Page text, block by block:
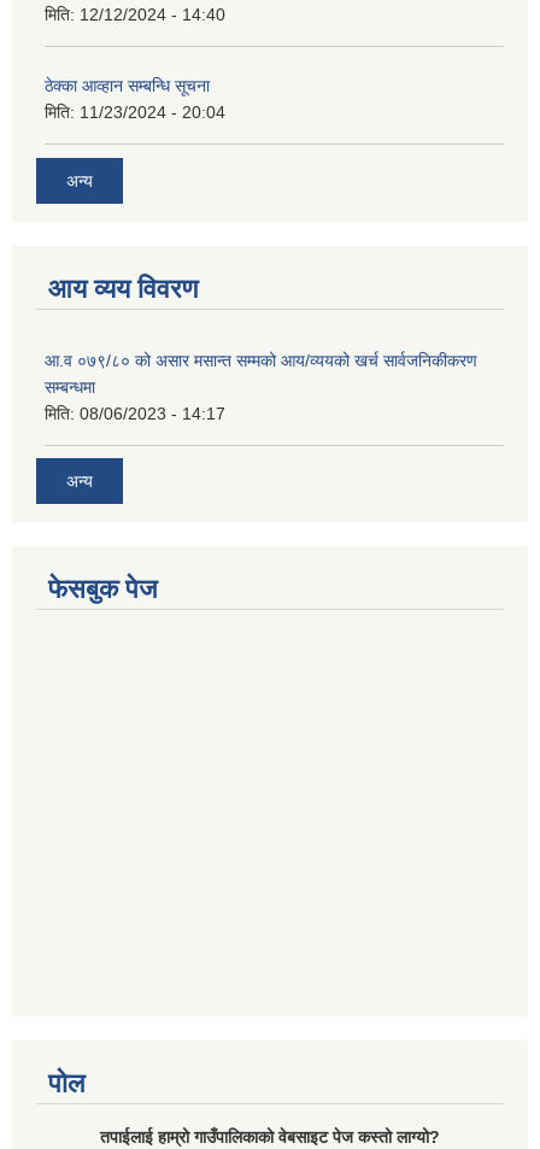
मिति: 12/12/2024 - 14:40
ठेक्का आव्हान सम्बन्धि सूचना
मिति: 11/23/2024 - 20:04
अन्य
आय व्यय विवरण
आ.व ०७९/८० को असार मसान्त सम्मको आय/व्ययको खर्च सार्वजनिकीकरण
सम्बन्धमा
मिति: 08/06/2023 - 14:17
अन्य
फेसबुक पेज
पोल
तपाईलाई हाम्रो गाउँपालिकाको वेबसाइट पेज कस्तो लाग्यो?